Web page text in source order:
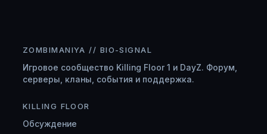
ZOMBIMANIYA // BIO-SIGNAL
Игровое сообщество Killing Floor 1 и DayZ. Форум,
серверы, кланы, события и поддержка.
KILLING FLOOR
Обсуждение